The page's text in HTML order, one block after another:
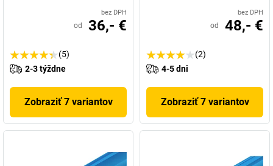
bez DPH
od 36,- €
(5)
2-3 týždne
Zobraziť 7 variantov
bez DPH
od 48,- €
(2)
4-5 dni
Zobraziť 7 variantov